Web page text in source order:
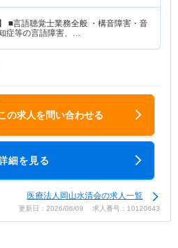
■言語聴覚士業務全般 ・構音障害・音
症等の言語障害、…
の求人を問い合わせる
細を見る
医療法人岡山水清会の求人一覧
更新日：2026/06/09 求人番号：10120643